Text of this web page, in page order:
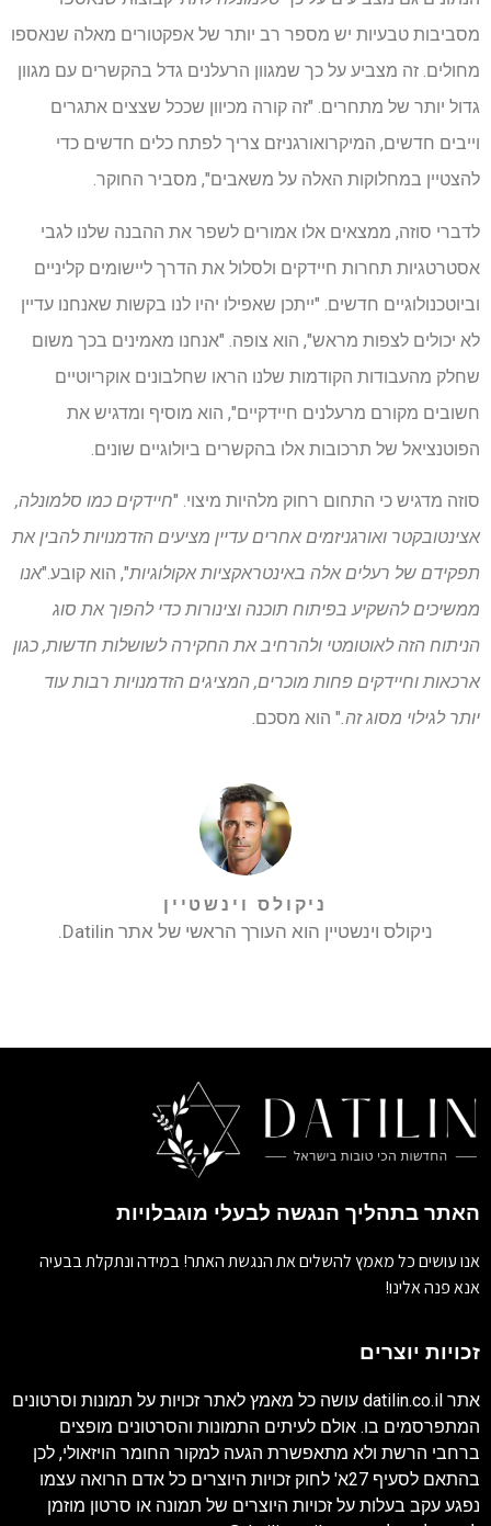
מסביבות טבעיות יש מספר רב יותר של אפקטורים מאלה שנאספו
מחולים. זה מצביע על כך שמגוון הרעלנים גדל בהקשרים עם מגוון
גדול יותר של מתחרים. "זה קורה מכיוון שככל שצצים אתגרים
וייבים חדשים, המיקרואורגניזם צריך לפתח כלים חדשים כדי
להצטיין במחלוקות האלה על משאבים", מסביר החוקר.
לדברי סוזה, ממצאים אלו אמורים לשפר את ההבנה שלנו לגבי
אסטרטגיות תחרות חיידקים ולסלול את הדרך ליישומים קליניים
וביוטכנולוגיים חדשים. "ייתכן שאפילו יהיו לנו בקשות שאנחנו עדיין
לא יכולים לצפות מראש", הוא צופה. "אנחנו מאמינים בכך משום
שחלק מהעבודות הקודמות שלנו הראו שחלבונים אוקריוטיים
חשובים מקורם מרעלנים חיידקיים", הוא מוסיף ומדגיש את
הפוטנציאל של תרכובות אלו בהקשרים ביולוגיים שונים.
סוזה מדגיש כי התחום רחוק מלהיות מיצוי. "חיידקים כמו סלמונלה,
אצינטובקטר ואורגניזמים אחרים עדיין מציעים הזדמנויות להבין את
תפקידם של רעלים אלה באינטראקציות אקולוגיות", הוא קובע."אנו
ממשיכים להשקיע בפיתוח תוכנה וצינורות כדי להפוך את סוג
הניתוח הזה לאוטומטי ולהרחיב את החקירה לשושלות חדשות, כגון
ארכאות וחיידקים פחות מוכרים, המציגים הזדמנויות רבות עוד
יותר לגילוי מסוג זה." הוא מסכם.
ניקולס וינשטיין
ניקולס וינשטיין הוא העורך הראשי של אתר Datilin.
האתר בתהליך הנגשה לבעלי מוגבלויות
אנו עושים כל מאמץ להשלים את הנגשת האתר! במידה ונתקלת בבעיה
אנא פנה אלינו!
זכויות יוצרים
אתר datilin.co.il עושה כל מאמץ לאתר זכויות על תמונות וסרטונים
המתפרסמים בו. אולם לעיתים התמונות והסרטונים מופצים
ברחבי הרשת ולא מתאפשרת הגעה למקור החומר הויזאולי, לכן
בהתאם לסעיף 27א' לחוק זכויות היוצרים כל אדם הרואה עצמו
נפגע עקב בעלות על זכויות היוצרים של תמונה או סרטון מוזמן